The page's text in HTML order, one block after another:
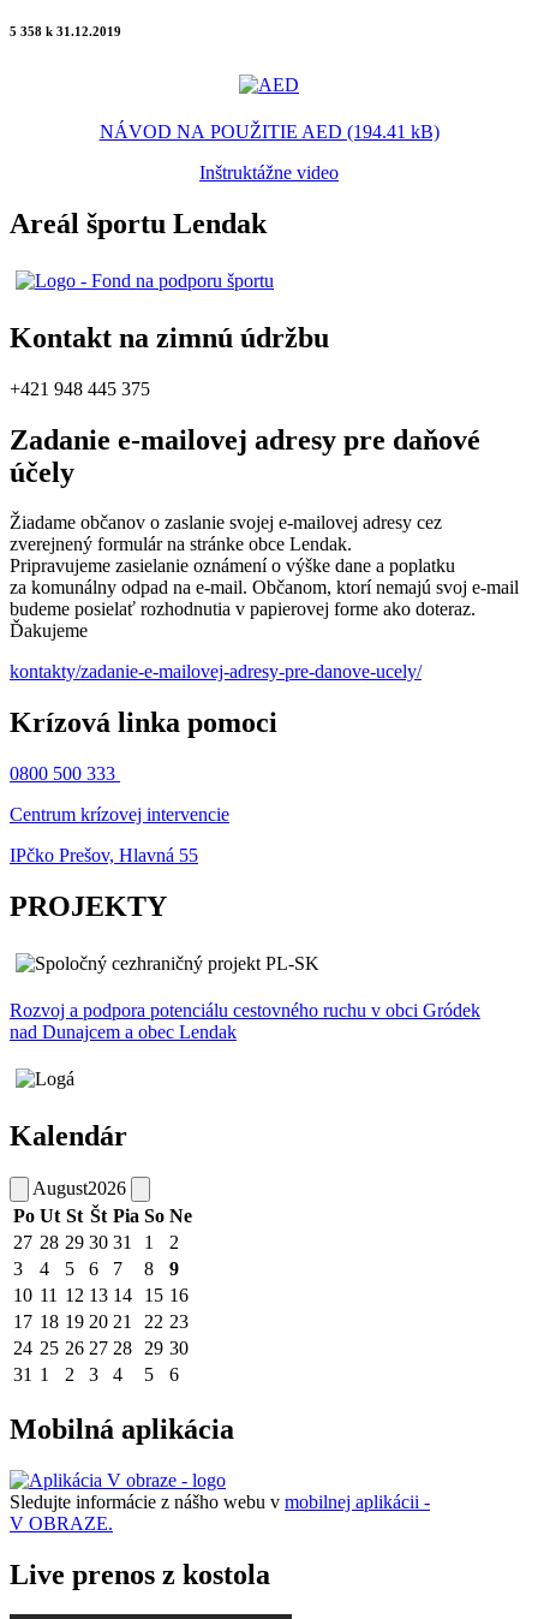
5 358 k 31.12.2019
NÁVOD NA POUŽITIE AED (194.41 kB)
Inštruktážne video
Areál športu Lendak
Kontakt na zimnú údržbu
+421 948 445 375
Zadanie e-mailovej adresy pre daňové
účely
Žiadame občanov o zaslanie svojej e-mailovej adresy cez
zverejnený formulár na stránke obce Lendak.
Pripravujeme zasielanie oznámení o výške dane a poplatku
za komunálny odpad na e-mail. Občanom, ktorí nemajú svoj e-mail
budeme posielať rozhodnutia v papierovej forme ako doteraz.
Ďakujeme
kontakty/zadanie-e-mailovej-adresy-pre-danove-ucely/
Krízová linka pomoci
0800 500 333
Centrum krízovej intervencie
IPčko Prešov, Hlavná 55
PROJEKTY
Rozvoj a podpora potenciálu cestovného ruchu v obci Gródek
nad Dunajcem a obec Lendak
Kalendár
August2026
Po Ut St Št Pia So Ne
27 28 29 30 31 1
2
3
4 5 6 7 8
9
10 11 12 13 14 15 16
17 18 19 20 21 22 23
24 25 26 27 28 29 30
31 1 2 3 4 5 6
Mobilná aplikácia
Sledujte informácie z nášho webu v mobilnej aplikácii -
V OBRAZE.
Live prenos z kostola